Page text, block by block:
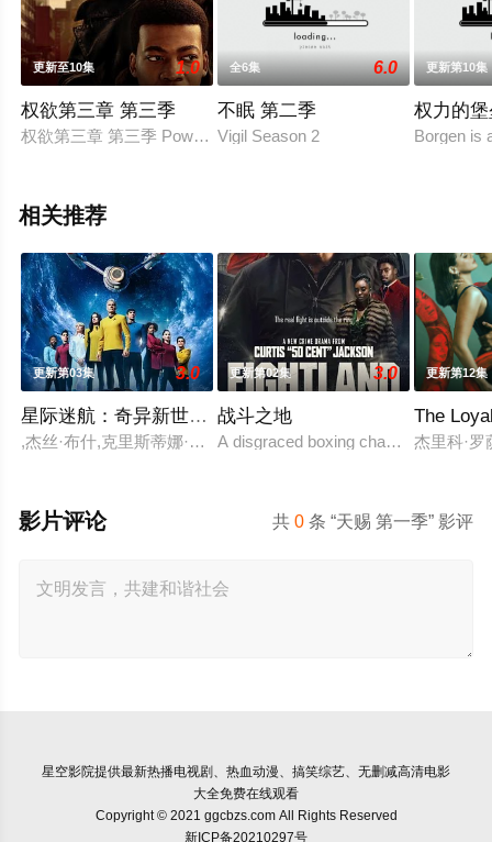
更新至10集 1.0
权欲第三章 第三季
权欲第三章 第三季 Power Book III: Raising Kanan Se
全6集 6.0
不眠 第二季
Vigil Season 2
更新第10集
权力的
Borgen is
相关推荐
更新第03集 3.0
星际迷航：奇异新世界 第四季
,杰丝·布什,克里斯蒂娜·钟,西莉亚·罗丝·古丁,阿德里安·霍姆斯,克
更新第02集 3.0
战斗之地
A disgraced boxing champion is
更新第12集
The
杰里科·罗
共0 条 “天赐 第一季” 影评
影片评论
星空影院提供最新热播电视剧、热血动漫、搞笑综艺、无删减高清电影
大全免费在线观看
Copyright © 2021 ggcbzs.com All Rights Reserved
新ICP备20210297号